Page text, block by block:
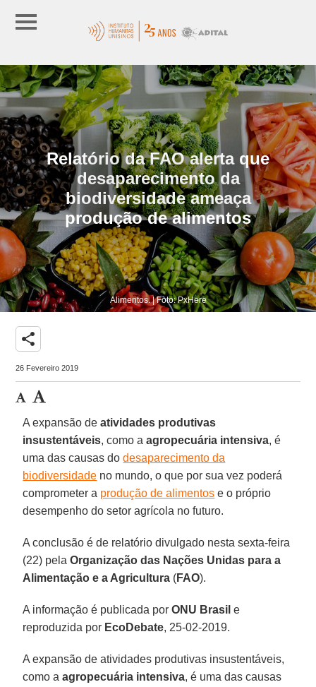
Relatório da FAO alerta que
desaparecimento da
biodiversidade ameaça
produção de alimentos
Alimentos. | Foto: PxHere
share
26 Fevereiro 2019
A expansão deatividades produtivas
insustentáveis, como aagropecuária intensiva, é
uma das causas dodesaparecimento da
biodiversidade no mundo, o que por sua vez poderá
comprometer a produção de alimentos e o próprio
desempenho do setor agrícola no futuro.
A conclusão é de relatório divulgado nesta sexta-feira
(22) pelaOrganização das Nações Unidas para a
Alimentação e a Agricultura (FAO).
A informação é publicada porONU Brasil e
reproduzida por EcoDebate, 25-02-2019.
A expansão de atividades produtivas insustentáveis,
como aagropecuária intensiva, é uma das causas